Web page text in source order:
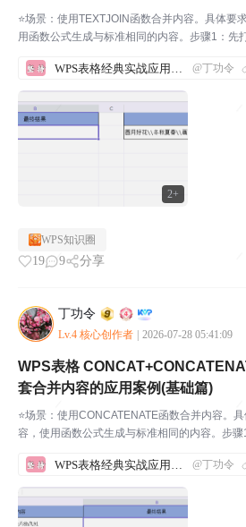
2+
⭐场景：使用TEXTJOIN函数合并内容。具体要
用函数公式生成与标准相同的内容。步骤1：先
几个函数。步骤2：在B2单元格输入公式，如下
@丁功令
WPS知识圈
19 9 分享
丁功令
Lv.4 核心创作者 2026-07-28 05:41:09
WPS表格 CONCAT+CONCATENATE+REGEXP函数嵌
套合并内容的应用案例(基础篇)
⭐场景：使用CONCATENATE函数合并内容。
容，使用函数公式生成与标准相同的内容。步
解这几个函数。步骤2：在B2单元格输入公式，
@丁功令